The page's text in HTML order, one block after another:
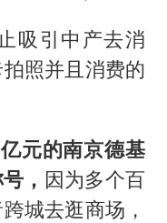
吸引中产去消
照并且消费的
元的南京德基
， 因为多个百
城去逛商场，